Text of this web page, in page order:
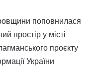
поповнилася
простір у місті
проєкту
України